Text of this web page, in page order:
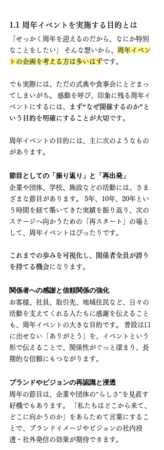
1.1 周年イベントを実施する目的とは
「せっかく周年を迎えるのだから、なにか特別
なことをしたい」 そんな想いから、 周年イベン
トの企画を考える方は多いはずです。
でも実際には、ただの式典や食事会にとどまっ
てしまいがち。 感動を呼び、印象に残る周年イ
ベントにするには、
まず“なぜ開催するのか”と
いう目的を明確にすることが大切です。
周年イベントの目的には、主に次のようなもの
があります。
節目としての「振り返り」と「再出発」
企業や団体、学校、施設などの活動には、さま
ざまな節目があります。 5年、10年、20年とい
う時間を経て築いてきた実績を振り返り、次の
ステージへ向かうための「再スタート」の場と
して、周年イベントはぴったりです。
これまでの歩みを可視化し、関係者全員が誇り
を持てる機会になります。
関係者への感謝と信頼関係の強化
お客様、社員、取引先、地域住民など、日々の
活動を支えてくれる人たちに感謝を伝えること
も、周年イベントの大きな目的です。 普段は口
に出せない「ありがとう」を、イベントという
形で伝えることで、関係性がぐっと深まり、長
期的な信頼にもつながります。
ブランドやビジョンの再認識と浸透
周年の節目は、企業や団体の“らしさ”を見直す
好機でもあります。 「私たちはどこから来て、
どこに向かうのか」をあらためて言葉にするこ
とで、ブランドイメージやビジョンの社内浸
透・社外発信の効果が期待できます。